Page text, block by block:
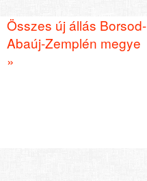
Összes új állás Borsod-
Abaúj-Zemplén megye
»